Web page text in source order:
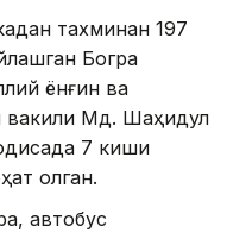
тахминан 197
Богра
ёнғин ва
вакили Мд. Шаҳидул
7 киши
олган.
автобус